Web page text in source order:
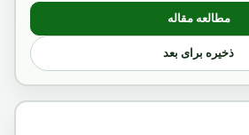
مطالعه مقاله: داؤد خان و دوکتورین آیزنهاور
ذخیره برای بعد